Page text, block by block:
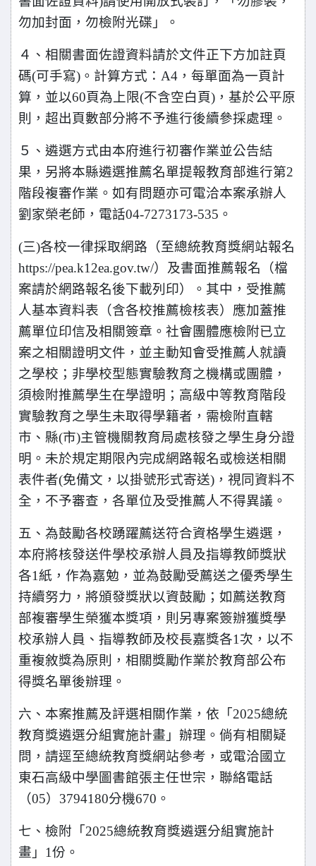
勿加封面，勿檢附光碟」。
４、相關書面佐證資料請於文件正下方加註頁
碼(可手寫)。計算方式：A4，每單面為一頁計
算，並以60頁為上限(不含空白頁)，基於公平原
則，超出頁數部分將不予進行後續參採處理。
５、遴選方式由本府進行初審作業並公告結
果，另將本縣遴選推薦名單提報教育部進行第2
階段複審作業。如有問題亦可電洽本案承辦人
劉家榮老師，電話04-7273173-535。
(三)各校一律採取網路（至總統教育獎網站報名
https://pea.k12ea.gov.tw/）及書面推薦報名（檔
案請於網路報名後下載列印）。其中，受推薦
人基本資料表（含各校推薦檢核表）應加蓋推
薦單位印信及相關簽章。社會團體應檢附已立
案之相關證明文件，並主動知會受推薦人就讀
之學校；非學校型態實驗教育之機構或團體，
須檢附推薦學生在學證明；高級中等教育階段
實驗教育之學生未取得學籍者，需檢附直轄
市、縣(市)主管機關教育局處核發之學生身分證
明。未於規定期限內完成網路報名或檢送相關
表件者(免備文，以掛號形式寄送)，視同資料不
全，不予審查，各單位及受推薦人不得異議。
五、為鼓勵各校踴躍薦送符合資格學生遴選，
本府將核發送件學校承辦人員及指導教師獎狀
各1紙，作為嘉勉，並為鼓勵受薦送之優秀學生
持續努力，將頒發獎狀以資鼓勵；如薦送教育
部複審學生榮獲本獎項，則另專案簽辦獲獎學
校承辦人員、指導教師及校長嘉獎各1次，以不
重複敘獎為原則，相關獎勵作業於教育部公布
得獎名單後辦理。
六、本案推薦及評選相關作業，依「2025總統
教育獎遴選分組實施計畫」辦理。倘有相關疑
問，請逕至總統教育獎網站參考，或電洽國立
東石高級中學圖書館張主任世宗，聯絡電話
（05）3794180分機670。
七、檢附「2025總統教育獎遴選分組實施計
畫」1份。